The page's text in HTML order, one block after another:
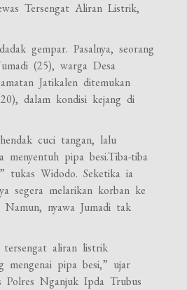
Tersengat Aliran Listrik,
gempar. Pasalnya, seorang
(25), warga Desa
Jatikalen ditemukan
dalam kondisi kejang di
cuci tangan, lalu
menyentuh pipa besi.Tiba-tiba
tukas Widodo. Seketika ia
segera melarikan korban ke
Namun, nyawa Jumadi tak
tersengat aliran listrik
mengenai pipa besi,” ujar
Polres Nganjuk Ipda Trubus